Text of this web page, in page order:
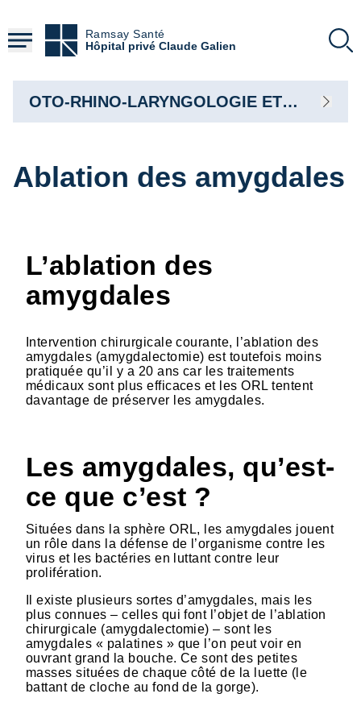
contenu
principal
Ramsay Santé
Hôpital privé Claude Galien
Ablation des amygdales
L’ablation des
amygdales
Intervention chirurgicale courante, l’ablation des
amygdales (amygdalectomie) est toutefois moins
pratiquée qu’il y a 20 ans car les traitements
médicaux sont plus efficaces et les ORL tentent
davantage de préserver les amygdales.
Les amygdales, qu’est-
ce que c’est ?
Situées dans la sphère ORL, les amygdales jouent
un rôle dans la défense de l’organisme contre les
virus et les bactéries en luttant contre leur
prolifération.
Il existe plusieurs sortes d’amygdales, mais les
plus connues – celles qui font l’objet de l’ablation
chirurgicale (amygdalectomie) – sont les
amygdales « palatines » que l’on peut voir en
ouvrant grand la bouche. Ce sont des petites
masses situées de chaque côté de la luette (le
battant de cloche au fond de la gorge).
OTO-RHINO-LARYNGOLOGIE ET STOMATOLOGIE